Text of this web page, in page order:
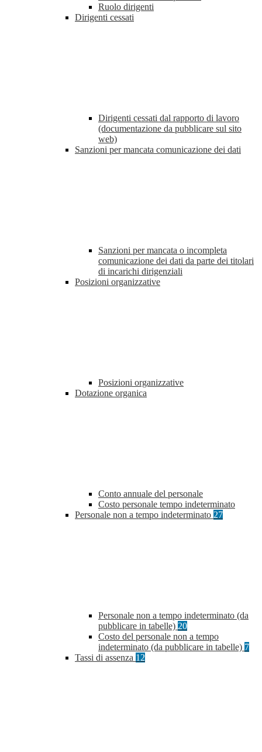
Ruolo dirigenti
Dirigenti cessati
Dirigenti cessati dal rapporto di lavoro
(documentazione da pubblicare sul sito
web)
Sanzioni per mancata comunicazione dei dati
Sanzioni per mancata o incompleta
comunicazione dei dati da parte dei titolari
di incarichi dirigenziali
Posizioni organizzative
Posizioni organizzative
Dotazione organica
Conto annuale del personale
Costo personale tempo indeterminato
Personale non a tempo indeterminato 27
Personale non a tempo indeterminato (da
pubblicare in tabelle) 20
Costo del personale non a tempo
indeterminato (da pubblicare in tabelle) 7
Tassi di assenza 12